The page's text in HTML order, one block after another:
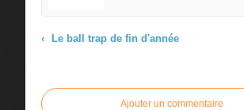
Le ball trap de fin d'année
Ajouter un commentaire